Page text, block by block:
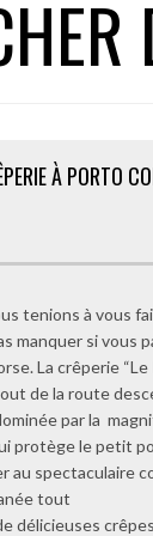
À PORTO
tenions à vous
manquer si vous
La crêperie “Le
de la route
par la
protège le petit
au spectaculaire
tout
délicieuses